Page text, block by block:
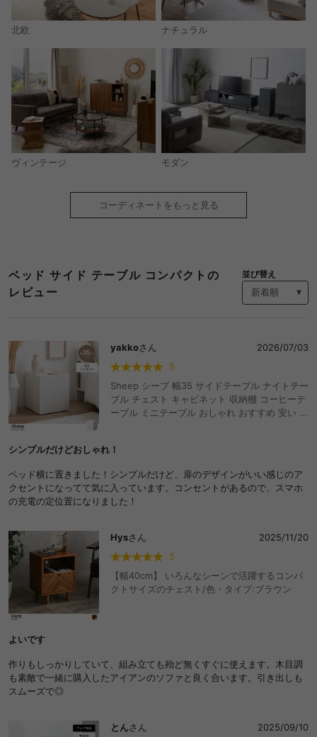
北欧 ナチュラル
ヴィンテージ モダン
コーディネートをもっと見る
ベッド サイド テーブル コンパクトの
レビュー
並び替え
yakkoさん
2026/07/03
5
Sheep シープ 幅35 サイドテーブル ナイトテー
ブル チェスト キャビネット 収納棚 コーヒーテ
ーブル ミニテーブル おしゃれ おすすめ 安い 扉
ム 省スペース かわいい 一人暮らし 寝室 リビン
ーム 隠す 高級感
シンプルだけどおしゃれ！
ベッド横に置きました！シンプルだけど、扉のデザインがいい感じのア
クセントになってて気に入っています。コンセントがあるので、スマホ
の充電の定位置になりました！
Hysさん
2025/11/20
5
【幅40cm】 いろんなシーンで活躍するコンパ
クトサイズのチェスト/色・タイプ:ブラウン
よいです
作りもしっかりしていて、組み立ても殆ど無くすぐに使えます。木目調
も素敵で一緒に購入したアイアンのソファと良く合います。引き出しも
スムーズで◎
とんさん
2025/09/10